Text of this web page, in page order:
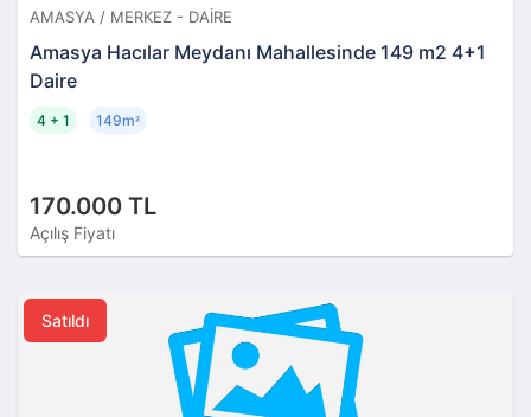
AMASYA / MERKEZ - DAIRE
Amasya Hacılar Meydanı Mahallesinde 149 m2 4+1
Daire
170.000 TL
Açılış Fiyatı
4 + 1 149m²
Satıldı